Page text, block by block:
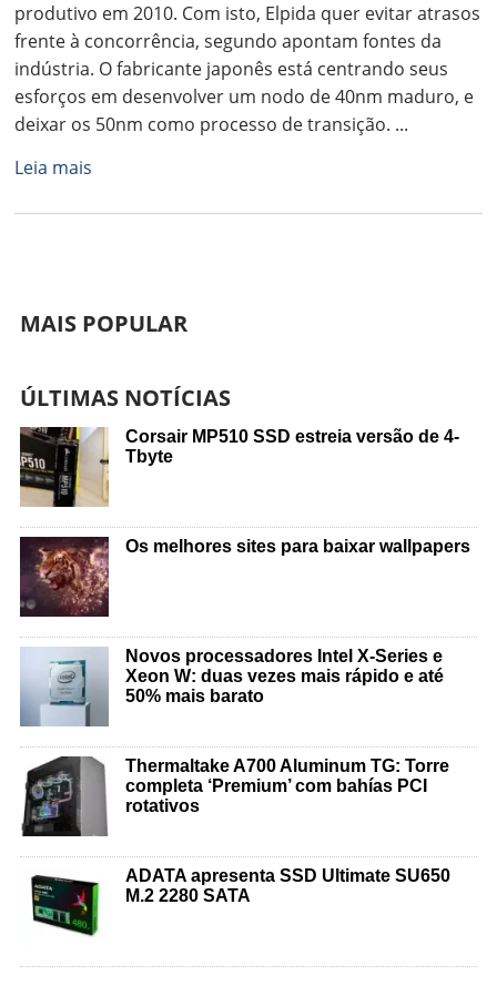
produtivo em 2010. Com isto, Elpida quer evitar atrasos
frente à concorrência, segundo apontam fontes da
indústria. O fabricante japonês está centrando seus
esforços em desenvolver um nodo de 40nm maduro, e
deixar os 50nm como processo de transição. ...
Leia mais
MAIS POPULAR
ÚLTIMAS NOTÍCIAS
Corsair MP510 SSD estreia versão de 4-
Tbyte
Os melhores sites para baixar wallpapers
Novos processadores Intel X-Series e
Xeon W: duas vezes mais rápido e até
50% mais barato
Thermaltake A700 Aluminum TG: Torre
completa ‘Premium’ com bahías PCI
rotativos
ADATA apresenta SSD Ultimate SU650
M.2 2280 SATA